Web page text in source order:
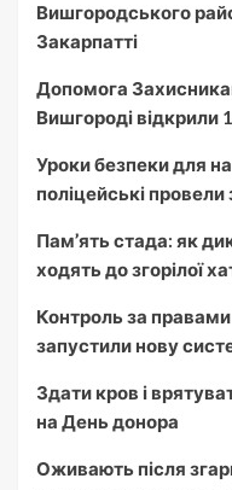
Вишгородського
Закарпатті
Допомога
Вишгороді відкрили
Уроки безпеки для
поліцейські провели
Пам’ять стада: як
ходять до згорілої
Контроль за
запустили нову
Здати кров і
на День донора
Оживають після